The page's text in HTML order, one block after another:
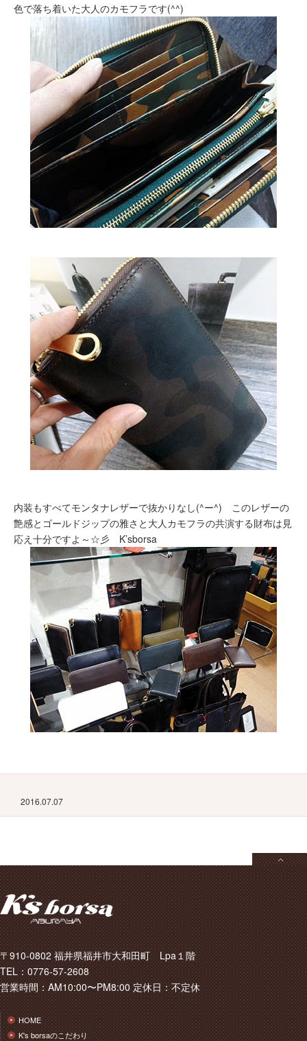
色で落ち着いた大人のカモフラです(^^)
内装もすべてモンタナレザーで抜かりなし(^ー^) このレザーの
艶感とゴールドジップの雅さと大人カモフラの共演する財布は見
応え十分ですよ～☆彡 K’sborsa
2016.07.07
〒910-0802 福井県福井市大和田町 Lpa１階
TEL：0776-57-2608
営業時間：AM10:00〜PM8:00 定休日：不定休
HOME
K's borsaのこだわり